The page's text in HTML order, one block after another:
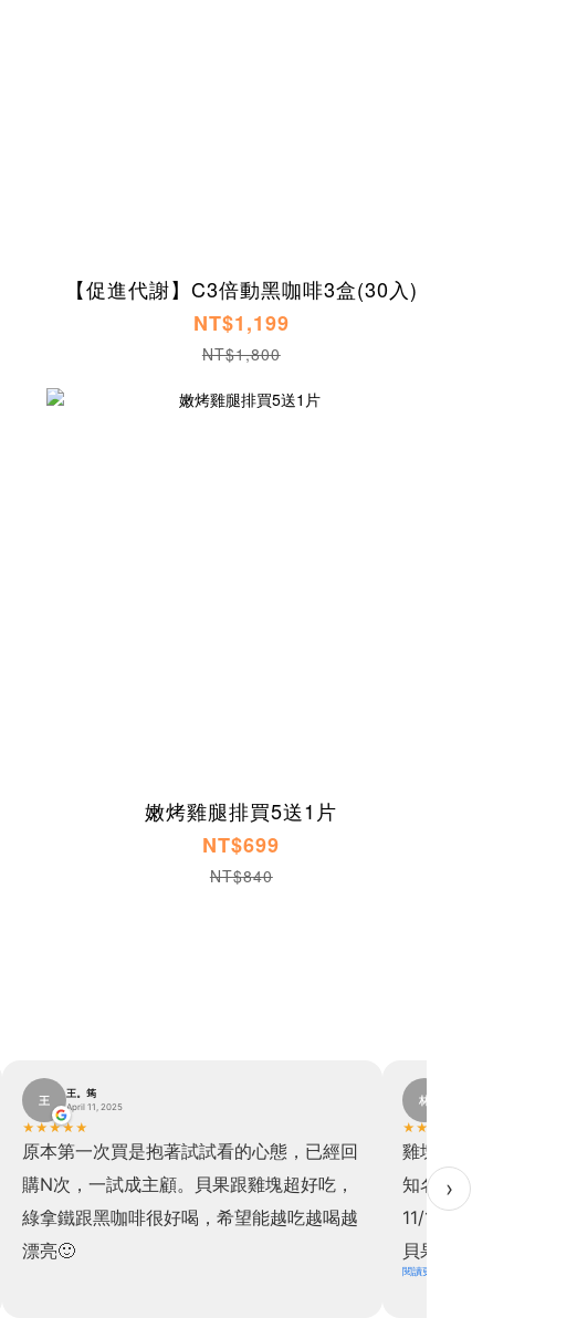
【促進代謝】C3倍動黑咖啡3盒(30入)
NT$1,199
NT$1,800
嫩烤雞腿排買5送1片
NT$699
NT$840
王 王。筠
April 11, 2025
★ ★ ★★ ★
原本第一次買是抱著試試看的心態，已經回
購N次，一試成主顧。貝果跟雞塊超好吃，
綠拿鐵跟黑咖啡很好喝，希望能越吃越喝越
漂亮🙂
林
★ ★
雞塊真的超級超級超
知名速食好吃！！於
11/11直接下單買六送
貝果也是，關於飲食
上天派來讓我解饞的
閱讀更多
›